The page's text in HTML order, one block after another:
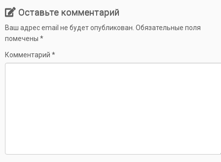
Оставьте комментарий
Ваш адрес email не будет опубликован. Обязательные поля
помечены *
Комментарий *